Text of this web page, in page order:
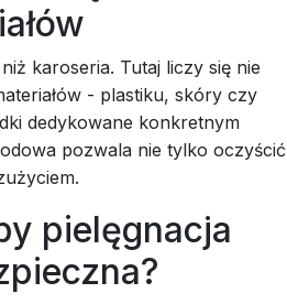
karoseria. Tutaj liczy się nie
- plastiku, skóry czy
dedykowane konkretnym
pozwala nie tylko oczyścić
pielęgnacja